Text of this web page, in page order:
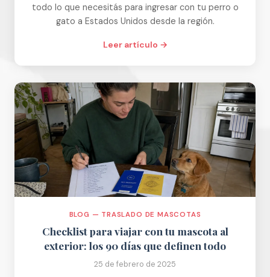
todo lo que necesitás para ingresar con tu perro o
gato a Estados Unidos desde la región.
Leer artículo →
BLOG — TRASLADO DE MASCOTAS
Checklist para viajar con tu mascota al
exterior: los 90 días que definen todo
25 de febrero de 2025